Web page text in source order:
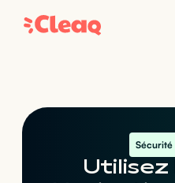
Sécurité
Utilisez